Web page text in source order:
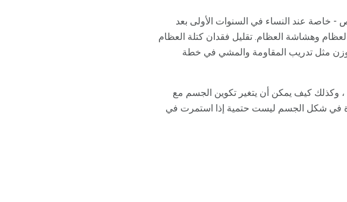
العظام حوالي 30 عامًا ، ثم قد ينقص - خاصة عند النساء في السنوات الأولى بعد
وهشاشة العظام. تقليل فقدان كتلة العظام
مثل تدريب المقاومة والمشي في خطة
وكذلك كيف يمكن أن يتغير تكوين الجسم مع
في شكل الجسم ليست حتمية إذا استمرت في